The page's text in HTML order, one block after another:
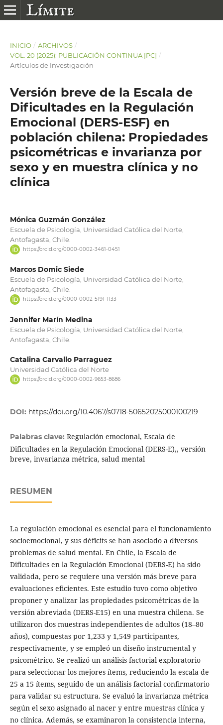
INICIO / ARCHIVOS /
VOL. 20 (2025): PUBLICACIÓN CONTINUA [PC] /
Artículos de Investigación
Versión breve de la Escala de
Dificultades en la Regulación
Emocional (DERS-ESF) en
población chilena: Propiedades
psicométricas e invarianza por
sexo y en muestra clínica y no
clínica
Mónica Guzmán González
Escuela de Psicología, Universidad Católica del Norte,
Antofagasta, Chile.
https://orcid.org/0000-0002-3461-0451
Marcos Domic Siede
Escuela de Psicología, Universidad Católica del Norte,
Antofagasta, Chile.
https://orcid.org/0000-0002-5191-1133
Jennifer Marín Medina
Escuela de Psicología, Universidad Católica del Norte,
Antofagasta, Chile.
Catalina Carvallo Parraguez
Universidad Católica del Norte
https://orcid.org/0000-0002-9653-8686
DOI: https://doi.org/10.4067/s0718-50652025000100219
Palabras clave: Regulación emocional, Escala de
Dificultades en la Regulación Emocional (DERS-E),, versión
breve, invarianza métrica, salud mental
RESUMEN
La regulación emocional es esencial para el funcionamiento
socioemocional, y sus déficits se han asociado a diversos
problemas de salud mental. En Chile, la Escala de
Dificultades en la Regulación Emocional (DERS-E) ha sido
validada, pero se requiere una versión más breve para
evaluaciones eficientes. Este estudio tuvo como objetivo
proponer y analizar las propiedades psicométricas de la
versión abreviada (DERS-E15) en una muestra chilena. Se
utilizaron dos muestras independientes de adultos (18–80
años), compuestas por 1,233 y 1,549 participantes,
respectivamente, y se empleó un diseño instrumental y
psicométrico. Se realizó un análisis factorial exploratorio
para seleccionar los mejores ítems, reduciendo la escala de
25 a 15 ítems, seguido de un análisis factorial confirmatorio
para validar su estructura. Se evaluó la invarianza métrica
según el sexo asignado al nacer y entre muestras clínica y
no clínica. Además, se examinaron la consistencia interna,